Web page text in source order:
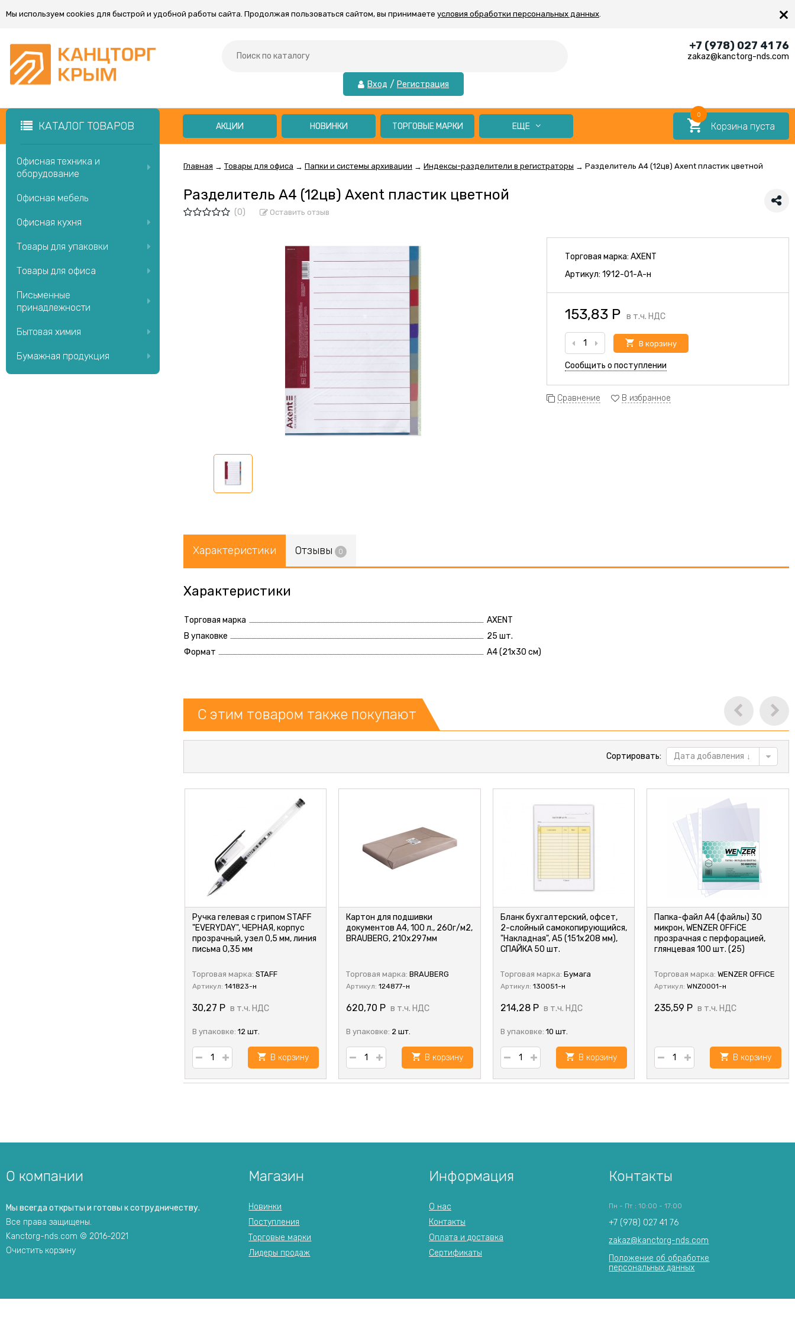
Мы используем cookies для быстрой и удобной работы сайта. Продолжая пользоваться сайтом, вы принимаете условия обработки персональных данных. ×
Вход / Регистрация
+7 (978) 027 41 76
zakaz@kanctorg-nds.com
КАТАЛОГ ТОВАРОВ Корзина пуста
0
АКЦИИ НОВИНКИ ТОРГОВЫЕ МАРКИ ЕЩЕ
Главная → Товары для офиса → Папки и системы архивации → Индексы-разделители в регистраторы → Разделитель А4 (12цв) Axent пластик цветной
Разделитель А4 (12цв) Axent пластик цветной
(0) Оставить отзыв
Торговая марка:AXENT
Артикул:1912-01-А-н
153,83 Р в т.ч. НДС
В корзину
Сообщить о поступлении
Сравнение В избранное
Характеристики Отзывы 0
Характеристики
Торговая марка
AXENT
В упаковке
25 шт.
Формат
А4 (21x30 см)
С этим товаром также покупают
Сортировать: Дата добавления
Ручка гелевая с грипом STAFF
"EVERYDAY", ЧЕРНАЯ, корпус
прозрачный, узел 0,5 мм, линия
письма 0,35 мм
Торговая марка: STAFF
Артикул: 141823-н
30,27 Р в т.ч. НДС
В упаковке: 12 шт.
В корзину
Картон для подшивки
документов А4, 100 л., 260г/м2,
BRAUBERG, 210х297мм
Торговая марка: BRAUBERG
Артикул: 124877-н
620,70 Р в т.ч. НДС
В упаковке: 2 шт.
В корзину
Бланк бухгалтерский, офсет,
2-слойный самокопирующийся,
"Накладная", А5 (151х208 мм),
СПАЙКА 50 шт.
Торговая марка: Бумага
Артикул: 130051-н
214,28 Р в т.ч. НДС
В упаковке: 10 шт.
В корзину
Папка-файл А4 (файлы) 30
микрон, WENZER OFFiCE
прозрачная с перфорацией,
глянцевая 100 шт. (25)
Торговая марка: WENZER OFFiCE
Артикул: WNZ0001-н
235,59 Р в т.ч. НДС
В корзину
Офисная техника и
оборудование
Офисная мебель
Офисная кухня
Товары для упаковки
Товары для офиса
Письменные
принадлежности
Бытовая химия
Бумажная продукция
О компании
Мы всегда открыты и готовы к сотрудничеству.
Все права защищены.
Kanctorg-nds.com © 2016-2021
Очистить корзину
Магазин
Новинки
Поступления
Торговые марки
Лидеры продаж
Информация
О нас
Контакты
Оплата и доставка
Сертификаты
Контакты
Пн - Пт : 10:00 - 17:00
+7 (978) 027 41 76
zakaz@kanctorg-nds.com
Положение об обработке
персональных данных